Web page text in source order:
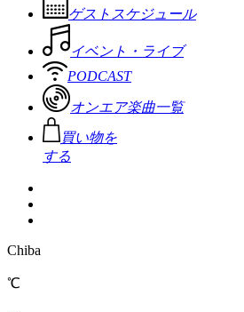
ゲストスケジュール
イベント・ライブ
PODCAST
オンエア楽曲一覧
買い物を
する
Chiba
℃